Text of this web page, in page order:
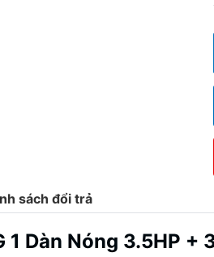
sách đổi trả
1 Dàn Nóng 3.5HP +